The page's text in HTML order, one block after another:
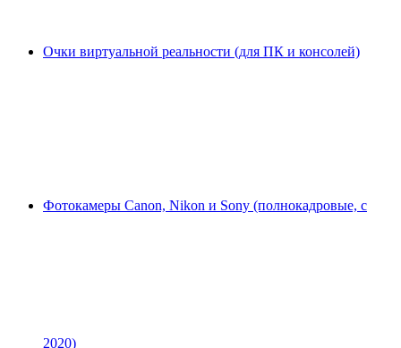
Очки виртуальной реальности (для ПК и консолей)
Фотокамеры Canon, Nikon и Sony (полнокадровые, с
2020)